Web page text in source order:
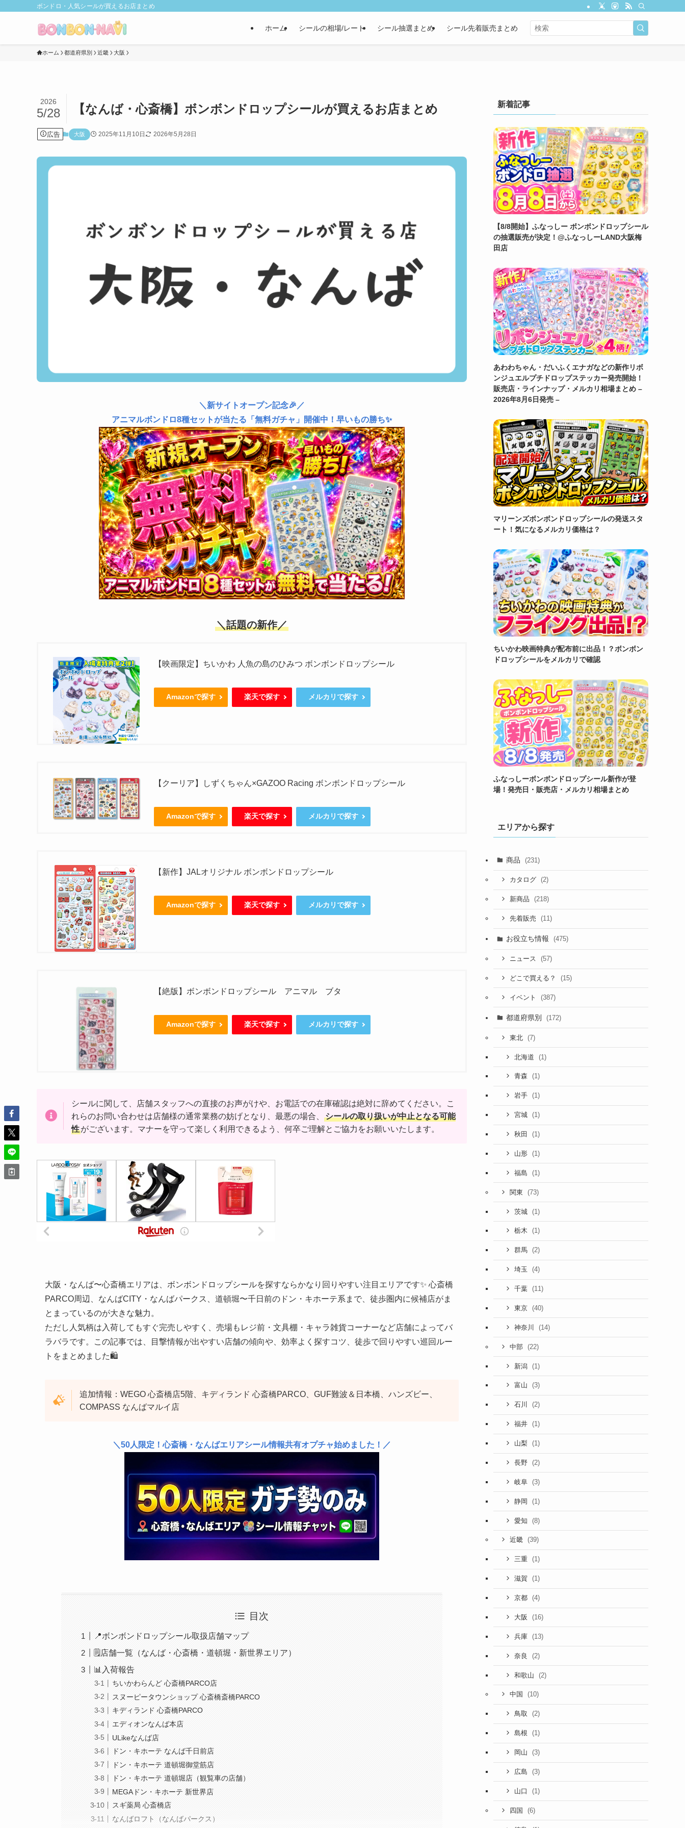
ボンドロ・人気シールが買えるお店まとめ
ホーム シールの相場/レート シール抽選まとめ シール先着販売まとめ
ホーム 都道府県別 近畿 大阪
【なんば・心斎橋】ボンボンドロップシールが買えるお店まとめ
2026
5/28
広告 大阪 2025年11月10日 2026年5月28日
＼新サイトオープン記念🎉／
アニマルボンドロ8種セットが当たる「無料ガチャ」開催中！早いもの勝ち✨
＼話題の新作／
【映画限定】ちいかわ 人魚の島のひみつ ボンボンドロップシール
Amazonで探す 楽天で探す メルカリで探す
【クーリア】しずくちゃん×GAZOO Racing ボンボンドロップシール
Amazonで探す 楽天で探す メルカリで探す
【新作】JALオリジナル ボンボンドロップシール
Amazonで探す 楽天で探す メルカリで探す
【絶版】ボンボンドロップシール アニマル ブタ
Amazonで探す 楽天で探す メルカリで探す
シールに関して、店舗スタッフへの直接のお声がけや、お電話での在庫確認は絶対に辞めてください。こ
れらのお問い合わせは店舗様の通常業務の妨げとなり、最悪の場合、
シールの取り扱いが中止となる可能
性がございます。マナーを守って楽しく利用できるよう、何卒ご理解とご協力をお願いいたします。
大阪・なんば〜心斎橋エリアは、ボンボンドロップシールを探すならかなり回りやすい注目エリアです✨ 心斎橋
PARCO周辺、なんばCITY・なんばパークス、道頓堀〜千日前のドン・キホーテ系まで、徒歩圏内に候補店がま
とまっているのが大きな魅力。
ただし人気柄は入荷してもすぐ完売しやすく、売場もレジ前・文具棚・キャラ雑貨コーナーなど店舗によってバ
ラバラです。この記事では、目撃情報が出やすい店舗の傾向や、効率よく探すコツ、徒歩で回りやすい巡回ルー
トをまとめました🛍️
追加情報：WEGO 心斎橋店5階、キディランド 心斎橋PARCO、GUF難波＆日本橋、ハンズビー、
COMPASS なんばマルイ店
＼50人限定！心斎橋・なんばエリアシール情報共有オプチャ始めました！／
目次
📍ボンボンドロップシール取扱店舗マップ
🗒️店舗一覧（なんば・心斎橋・道頓堀・新世界エリア）
📊入荷報告
ちいかわらんど 心斎橋PARCO店
スヌーピータウンショップ 心斎橋斎橋PARCO
キディランド 心斎橋PARCO
エディオンなんば本店
ULikeなんば店
ドン・キホーテ なんば千日前店
ドン・キホーテ 道頓堀御堂筋店
ドン・キホーテ 道頓堀店（観覧車の店舗）
MEGAドン・キホーテ 新世界店
スギ薬局 心斎橋店
なんばロフト（なんばパークス）
新着記事
【8/8開始】ふなっしー ボンボンドロップシール
の抽選販売が決定！@ふなっしーLAND大阪梅
田店
あわわちゃん・だいふくエナガなどの新作リボ
ンジュエルプチドロップステッカー発売開始！
販売店・ラインナップ・メルカリ相場まとめ –
2026年8月6日発売 –
マリーンズボンボンドロップシールの発送スタ
ート！気になるメルカリ価格は？
ちいかわ映画特典が配布前に出品！？ボンボン
ドロップシールをメルカリで確認
ふなっしーボンボンドロップシール新作が登
場！発売日・販売店・メルカリ相場まとめ
エリアから探す
商品 (231)
カタログ (2)
新商品 (218)
先着販売 (11)
お役立ち情報 (475)
ニュース (57)
どこで買える？ (15)
イベント (387)
都道府県別 (172)
東北 (7)
北海道 (1)
青森 (1)
岩手 (1)
宮城 (1)
秋田 (1)
山形 (1)
福島 (1)
関東 (73)
茨城 (1)
栃木 (1)
群馬 (2)
埼玉 (4)
千葉 (11)
東京 (40)
神奈川 (14)
中部 (22)
新潟 (1)
富山 (3)
石川 (2)
福井 (1)
山梨 (1)
長野 (2)
岐阜 (3)
静岡 (1)
愛知 (8)
近畿 (39)
三重 (1)
滋賀 (1)
京都 (4)
大阪 (16)
兵庫 (13)
奈良 (2)
和歌山 (2)
中国 (10)
鳥取 (2)
島根 (1)
岡山 (3)
広島 (3)
山口 (1)
四国 (6)